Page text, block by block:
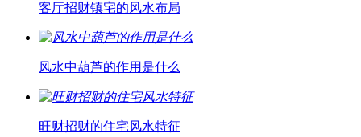
客厅招财镇宅的风水布局
风水中葫芦的作用是什么
旺财招财的住宅风水特征